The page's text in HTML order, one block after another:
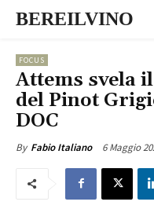
BEREILVINO
FOCUS
Attems svela
del Pinot
DOC
By Fabio Italiano 6 Maggio